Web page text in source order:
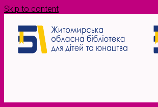
Skip to content